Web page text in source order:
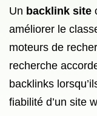
Un backlink site
améliorer le
moteurs de
recherche
backlinks
fiabilité d’un site